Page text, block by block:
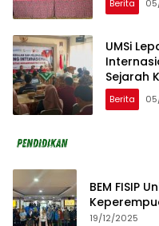
Berita
UMSi
Sejarah
Berita
BEM FISIP
dan Budaya
19/12/2025